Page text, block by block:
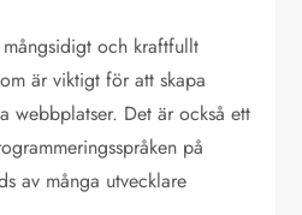
mångsidigt och kraftfullt
är viktigt för att skapa
webbplatser. Det är också ett
på
av många utvecklare